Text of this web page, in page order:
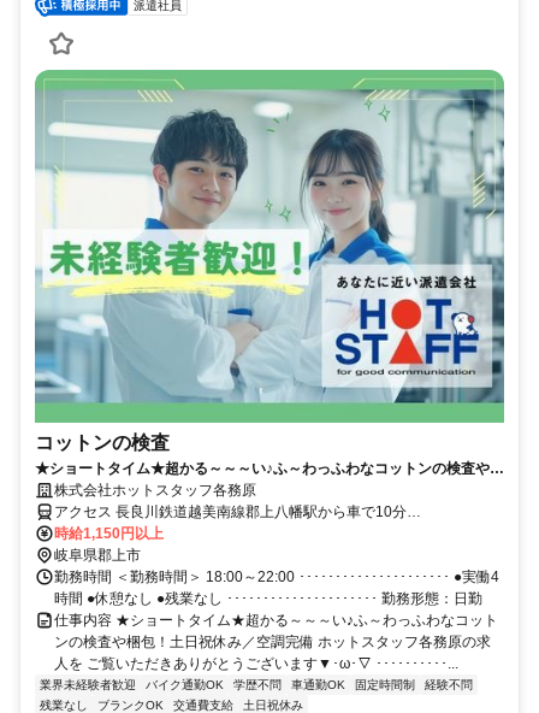
派遣社員
コットンの検査
★ショートタイム★超かる～～～い♪ふ～わっふわなコットンの検査や梱
包！土日祝休み／空調完備
株式会社ホットスタッフ各務原
アクセス 長良川鉄道越美南線郡上八幡駅から車で10分
･･････････････････････････････････ ●車・バイク通勤OK！ ●無料駐
車場あり♪ ●交通費支給いたします(※規定あり)
･･････････････････････････････････
時給1,150円以上
岐阜県郡上市
勤務時間 ＜勤務時間＞ 18:00～22:00 ･････････････････････ ●実働4
時間 ●休憩なし ●残業なし ･････････････････････ 勤務形態：日勤
仕事内容 ★ショートタイム★超かる～～～い♪ふ～わっふわなコット
ンの検査や梱包！土日祝休み／空調完備 ホットスタッフ各務原の求
人を ご覧いただきありがとうございます▼･ω･▽ ･･････････...
業界未経験者歓迎 バイク通勤OK 学歴不問 車通勤OK 固定時間制
経験不問
残業なし
ブランクOK 交通費支給 土日祝休み